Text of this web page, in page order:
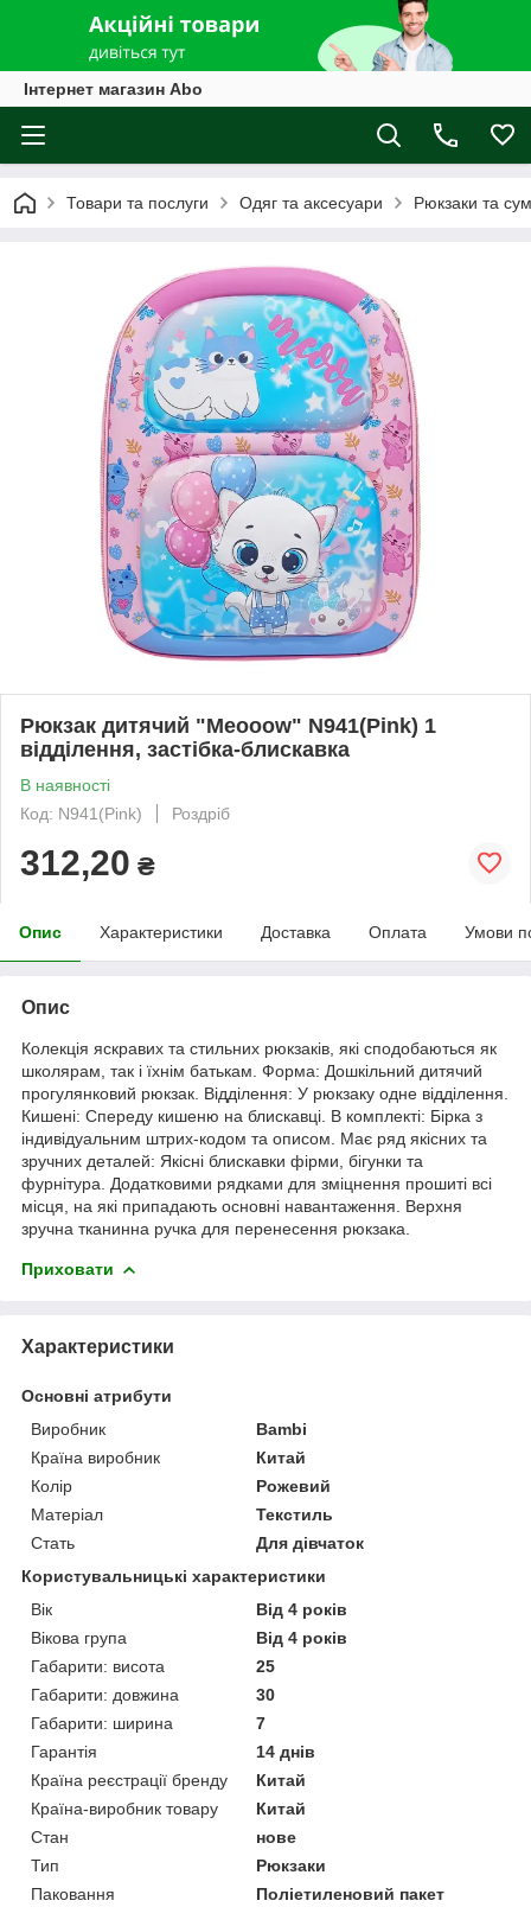
Інтернет магазин Abo
Товари та послуги Одяг та аксесуари Рюкзаки та
Рюкзак дитячий "Meooow" N941(Pink) 1
відділення, застібка-блискавка
В наявності
Код: N941(Pink)
Роздріб
312,20 ₴
Опис Характеристики Доставка Оплата Умови
Опис
Колекція яскравих та стильних рюкзаків, які сподобаються як
школярам, ​​так і їхнім батькам. Форма: Дошкільний дитячий
прогулянковий рюкзак. Відділення: У рюкзаку одне відділення.
Кишені: Спереду кишеню на блискавці. В комплекті: Бірка з
індивідуальним штрих-кодом та описом. Має ряд якісних та
зручних деталей: Якісні блискавки фірми, бігунки та
фурнітура. Додатковими рядками для зміцнення прошиті всі
місця, на які припадають основні навантаження. Верхня
зручна тканинна ручка для перенесення рюкзака.
Приховати
Характеристики
Основні атрибути
Виробник
Bambi
Країна виробник
Китай
Колір
Рожевий
Матеріал
Текстиль
Стать
Для дівчаток
Користувальницькі характеристики
Вік
Від 4 років
Вікова група
Від 4 років
Габарити: висота
25
Габарити: довжина
30
Габарити: ширина
7
Гарантія
14 днів
Країна реєстрації бренду
Китай
Країна-виробник товару
Китай
Стан
нове
Тип
Рюкзаки
Паковання
Поліетиленовий пакет